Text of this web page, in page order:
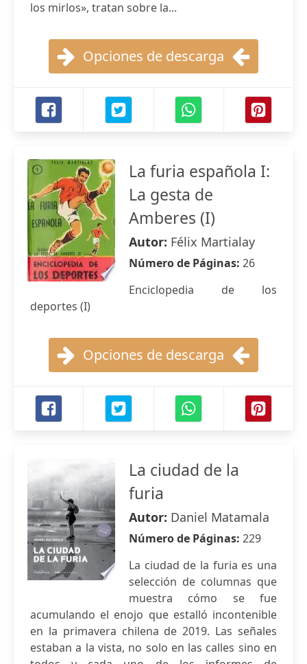
los mirlos», tratan sobre la...
Opciones de descarga
La furia española I:
La gesta de
Amberes (I)
Autor: Félix Martialay
Número de Páginas: 26
Enciclopedia de los
deportes (I)
Opciones de descarga
La ciudad de la
furia
Autor: Daniel Matamala
Número de Páginas: 229
La ciudad de la furia es una
selección de columnas que
muestra cómo se fue
acumulando el enojo que estalló incontenible
en la primavera chilena de 2019. Las señales
estaban a la vista, no solo en las calles sino en